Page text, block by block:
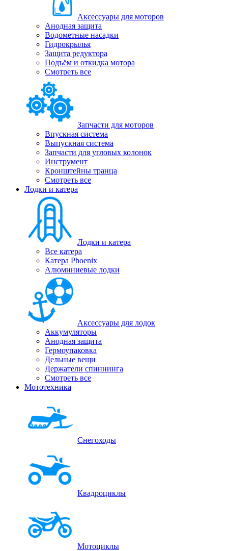
Аксессуары для моторов
Анодная защита
Водометные насадки
Гидрокрылья
Защита редуктора
Подъём и откидка мотора
Смотреть все
Запчасти для моторов
Впускная система
Выпускная система
Запчасти для угловых колонок
Инструмент
Кронштейны транца
Смотреть все
Лодки и катера
Лодки и катера
Все катера
Катера Phoenix
Алюминиевые лодки
Аксессуары для лодок
Аккумуляторы
Анодная защита
Гермоупаковка
Дельные вещи
Держатели спиннинга
Смотреть все
Мототехника
Снегоходы
Квадроциклы
Мотоциклы